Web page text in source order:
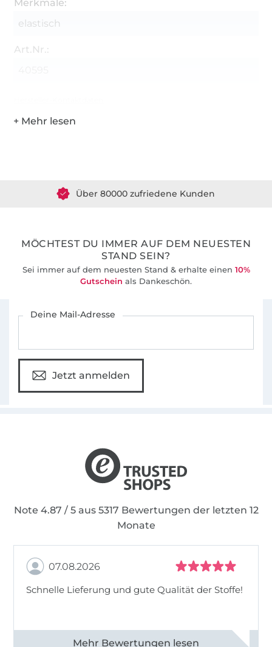
Merkmale:
elastisch
Art.Nr.:
Über 80000 zufriedene Kunden
MÖCHTEST DU IMMER AUF DEM NEUESTEN
STAND SEIN?
Sei immer auf dem neuesten Stand & erhalte einen 10%
Gutschein als Dankeschön.
Deine Mail-Adresse
Jetzt anmelden
Note 4.87 / 5 aus 5317 Bewertungen der letzten 12
Monate
07.08.2026
Schnelle Lieferung und gute Qualität der Stoffe!
Alle 82990 Bewertungen ansehen